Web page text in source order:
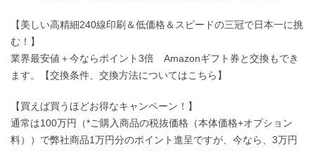
【美しい高精細240線印刷＆低価格＆スピードの三冠で日本一に挑
む！】
業界最安値＋今ならポイント3倍 Amazonギフト券と交換もでき
ます。【交換条件、交換方法についてはこちら】
【買えば買うほどお得なキャンペーン！】
通常は100万円（*ご購入商品の税抜価格（本体価格+オプション
料））で弊社商品1万円分のポイント進呈ですが、今なら、3万円